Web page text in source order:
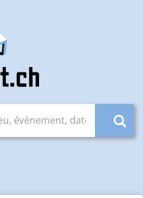
évènement, date